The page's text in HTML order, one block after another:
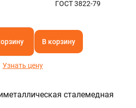
ГОСТ 3822-79
В корзину
Узнать цену
сталемедная